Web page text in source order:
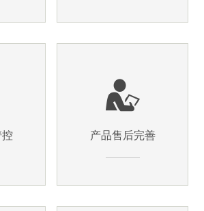
产品售后完善